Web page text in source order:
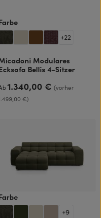
auswählen
+22
Modulares
Bellis 4-Sitzer
Regulärer Preis:
1.340,00 €(vorher
€)
auswählen
+9